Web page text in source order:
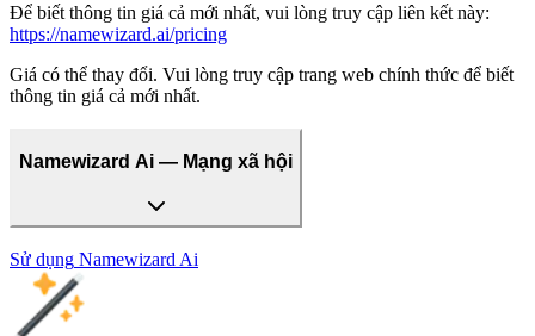
Để biết thông tin giá cả mới nhất, vui lòng truy cập liên kết này:
https://namewizard.ai/pricing
Giá có thể thay đổi. Vui lòng truy cập trang web chính thức để biết
thông tin giá cả mới nhất.
Namewizard Ai — Mạng xã hội
Sử dụng Namewizard Ai